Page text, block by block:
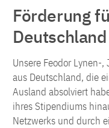
Förderung
Deutschland
Unsere Feodor Lynen-
aus Deutschland, die
Ausland absolviert
ihres Stipendiums
Netzwerks und durch